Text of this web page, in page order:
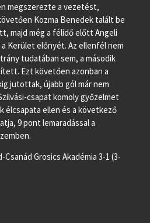
megszerezte a vezetést,
Kozma Benedek talált be
majd még a félidő előtt Angeli
Kerület előnyét. Az ellenfél nem
tudatában sem, a második
Ezt követően azonban a
jutottak, újabb gól már nem
csapat komoly győzelmet
élcsapata ellen és a következő
9 pont lemaradással a
Grosics Akadémia 3-1 (3-